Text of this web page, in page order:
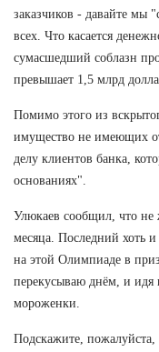
заказчиков - давайте мы
всех. Что касается
сумасшедший соблазн
превышает 1,5 млрд
Помимо этого из
имущество не имеющих
делу клиентов банка,
основаниях".
Улюкаев сообщил, что
месяца. Последний хоть
на этой Олимпиаде в
перекусываю днём, и идя
мороженки.
Подскажите,